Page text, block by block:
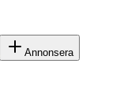
Annonsera